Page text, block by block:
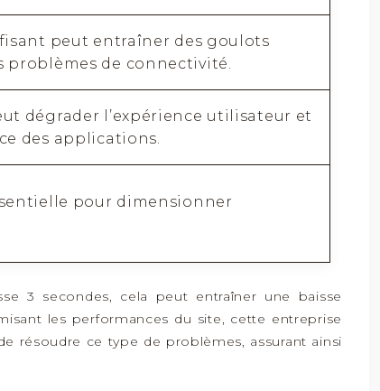
peut entraîner des goulots
problèmes de connectivité.
dégrader l’expérience utilisateur et
des applications.
pour dimensionner
3 secondes, cela peut entraîner une baisse
les performances du site, cette entreprise
résoudre ce type de problèmes, assurant ainsi